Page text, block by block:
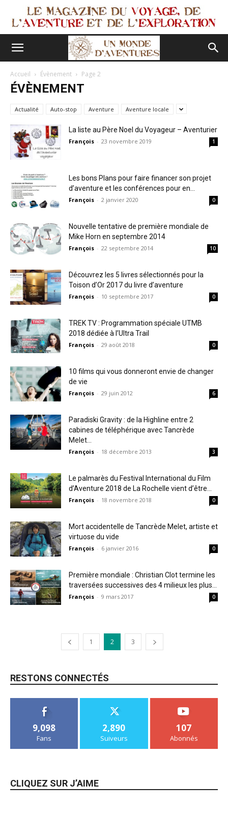
Accueil Évènement Page 2
ÉVÈNEMENT
Actualité Auto-stop Aventure Aventure locale
La liste au Père Noel du Voyageur – Aventurier
François - 23 novembre 2019 1
Les bons Plans pour faire financer son projet
d’aventure et les conférences pour en...
François - 2 janvier 2020 0
Nouvelle tentative de première mondiale de
Mike Horn en septembre 2014
François - 22 septembre 2014 10
Découvrez les 5 livres sélectionnés pour la
Toison d’Or 2017 du livre d’aventure
François - 10 septembre 2017 0
TREK TV : Programmation spéciale UTMB
2018 dédiée à l’Ultra Trail
François - 29 août 2018 0
10 films qui vous donneront envie de changer
de vie
François - 29 juin 2012 6
Paradiski Gravity : de la Highline entre 2
cabines de téléphérique avec Tancrède
Melet...
François - 18 décembre 2013 3
Le palmarès du Festival International du Film
d’Aventure 2018 de La Rochelle vient d’être...
François - 18 novembre 2018 0
Mort accidentelle de Tancrède Melet, artiste et
virtuose du vide
François - 6 janvier 2016 0
Première mondiale : Christian Clot termine les
traversées successives des 4 milieux les plus...
François - 9 mars 2017 0
1 2 3
RESTONS CONNECTÉS
9,098
Fans
2,890
Suiveurs
107
Abonnés
CLIQUEZ SUR J’AIME